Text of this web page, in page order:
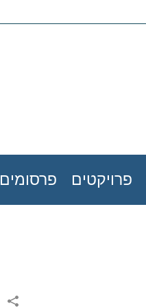
פרויקטים פרסומים